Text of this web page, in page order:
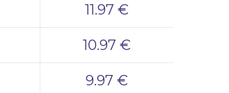
11.97 €
10.97 €
9.97 €